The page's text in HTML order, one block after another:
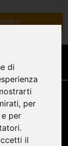
di
per
per
il